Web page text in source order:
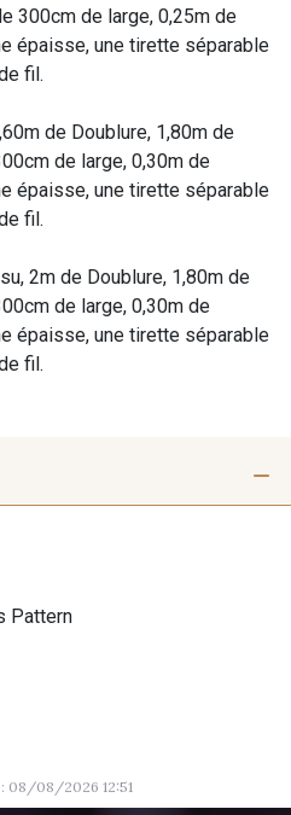
300cm de large, 0,25m de
épaisse, une tirette séparable
fil.
de Doublure, 1,80m de
de large, 0,30m de
épaisse, une tirette séparable
fil.
2m de Doublure, 1,80m de
de large, 0,30m de
épaisse, une tirette séparable
fil.
Pattern
08/08/2026 12:51